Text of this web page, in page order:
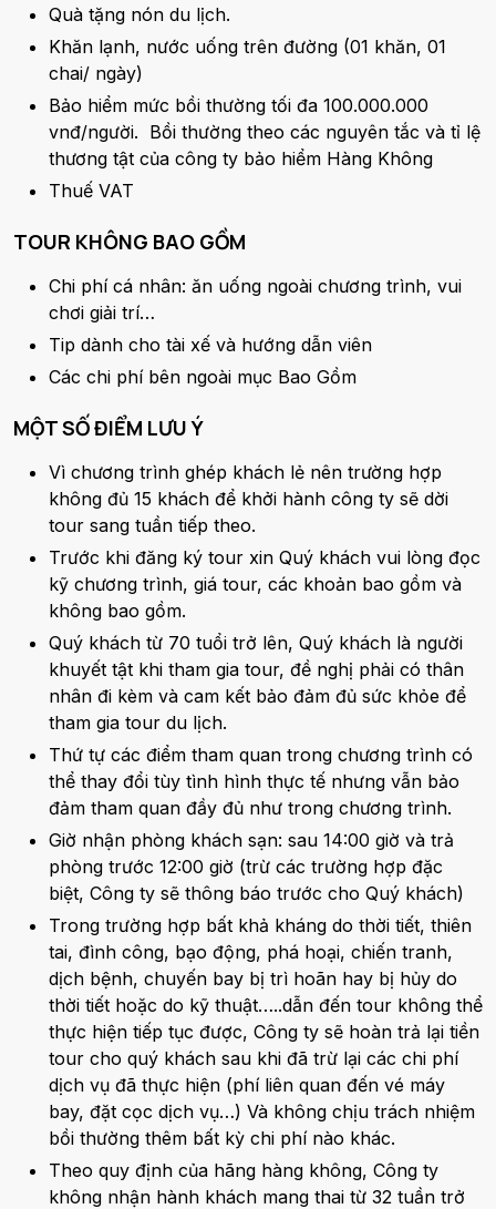
Quà tặng nón du lịch.
Khăn lạnh, nước uống trên đường (01 khăn, 01
chai/ ngày)
Bảo hiểm mức bồi thường tối đa 100.000.000
vnđ/người. Bồi thường theo các nguyên tắc và tỉ lệ
thương tật của công ty bảo hiểm Hàng Không
Thuế VAT
TOUR KHÔNG BAO GỒM
Chi phí cá nhân: ăn uống ngoài chương trình, vui
chơi giải trí…
Tip dành cho tài xế và hướng dẫn viên
Các chi phí bên ngoài mục Bao Gồm
MỘT SỐ ĐIỂM LƯU Ý
Vì chương trình ghép khách lẻ nên trường hợp
không đủ 15 khách để khởi hành công ty sẽ dời
tour sang tuần tiếp theo.
Trước khi đăng ký tour xin Quý khách vui lòng đọc
kỹ chương trình, giá tour, các khoản bao gồm và
không bao gồm.
Quý khách từ 70 tuổi trở lên, Quý khách là người
khuyết tật khi tham gia tour, đề nghị phải có thân
nhân đi kèm và cam kết bảo đảm đủ sức khỏe để
tham gia tour du lịch.
Thứ tự các điểm tham quan trong chương trình có
thể thay đổi tùy tình hình thực tế nhưng vẫn bảo
đảm tham quan đầy đủ như trong chương trình.
Giờ nhận phòng khách sạn: sau 14:00 giờ và trả
phòng trước 12:00 giờ (trừ các trường hợp đặc
biệt, Công ty sẽ thông báo trước cho Quý khách)
Trong trường hợp bất khả kháng do thời tiết, thiên
tai, đình công, bạo động, phá hoại, chiến tranh,
dịch bệnh, chuyến bay bị trì hoãn hay bị hủy do
thời tiết hoặc do kỹ thuật…..dẫn đến tour không thể
thực hiện tiếp tục được, Công ty sẽ hoàn trả lại tiền
tour cho quý khách sau khi đã trừ lại các chi phí
dịch vụ đã thực hiện (phí liên quan đến vé máy
bay, đặt cọc dịch vụ…) Và không chịu trách nhiệm
bồi thường thêm bất kỳ chi phí nào khác.
Theo quy định của hãng hàng không, Công ty
không nhận hành khách mang thai từ 32 tuần trở